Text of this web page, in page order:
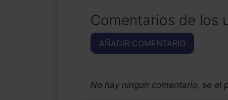
Comentarios de los
AÑADIR COMENTARIO
No hay ningun comentario, se el